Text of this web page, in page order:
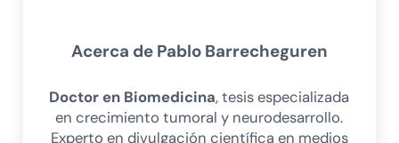
Acerca de Pablo Barrecheguren
Doctor en Biomedicina, tesis especializada
en crecimiento tumoral y neurodesarrollo.
Experto en divulgación científica en medios